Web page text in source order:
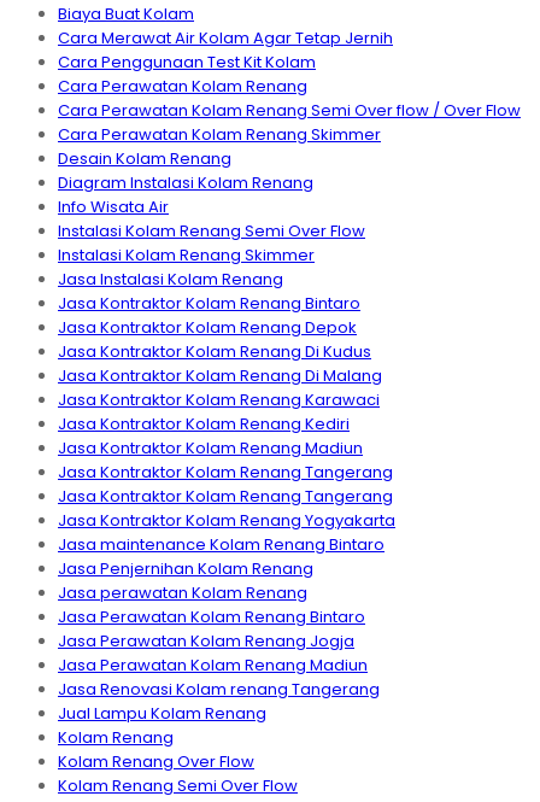
Biaya Buat Kolam
Cara Merawat Air Kolam Agar Tetap Jernih
Cara Penggunaan Test Kit Kolam
Cara Perawatan Kolam Renang
Cara Perawatan Kolam Renang Semi Over flow / Over Flow
Cara Perawatan Kolam Renang Skimmer
Desain Kolam Renang
Diagram Instalasi Kolam Renang
Info Wisata Air
Instalasi Kolam Renang Semi Over Flow
Instalasi Kolam Renang Skimmer
Jasa Instalasi Kolam Renang
Jasa Kontraktor Kolam Renang Bintaro
Jasa Kontraktor Kolam Renang Depok
Jasa Kontraktor Kolam Renang Di Kudus
Jasa Kontraktor Kolam Renang Di Malang
Jasa Kontraktor Kolam Renang Karawaci
Jasa Kontraktor Kolam Renang Kediri
Jasa Kontraktor Kolam Renang Madiun
Jasa Kontraktor Kolam Renang Tangerang
Jasa Kontraktor Kolam Renang Tangerang
Jasa Kontraktor Kolam Renang Yogyakarta
Jasa maintenance Kolam Renang Bintaro
Jasa Penjernihan Kolam Renang
Jasa perawatan Kolam Renang
Jasa Perawatan Kolam Renang Bintaro
Jasa Perawatan Kolam Renang Jogja
Jasa Perawatan Kolam Renang Madiun
Jasa Renovasi Kolam renang Tangerang
Jual Lampu Kolam Renang
Kolam Renang
Kolam Renang Over Flow
Kolam Renang Semi Over Flow